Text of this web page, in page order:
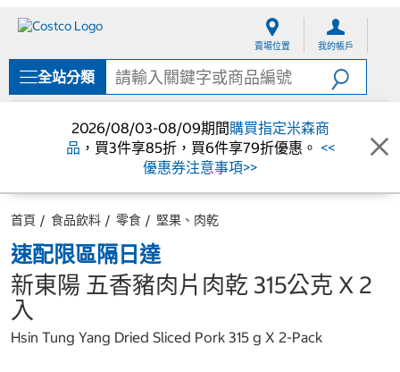
單
賣場位置 我的帳戶
全站分類
2026/08/03-08/09期間購買指定米森商
品 ，買3件享85折，買6件享79折優惠。 <<
優惠券注意事項>>
首頁 食品飲料 零食 堅果、肉乾
速配限區隔日達
新東陽 五香豬肉片肉乾 315公克 X 2
入
Hsin Tung Yang Dried Sliced Pork 315 g X 2-Pack